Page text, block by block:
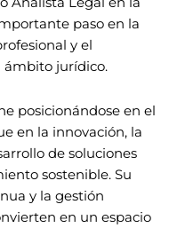
paso en la
y el
ámbito jurídico.
posicionándose en el
en la innovación, la
de soluciones
sostenible. Su
y la gestión
en un espacio